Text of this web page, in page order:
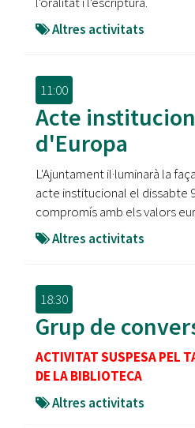
Altres activitats
11:00
Acte
d'Europa
L'Ajuntament il·luminarà la
acte institucional el dissabte
compromís amb els valors
Altres activitats
18:30
Grup de
ACTIVITAT SUSPESA PEL
DE LA BIBLIOTECA
Altres activitats